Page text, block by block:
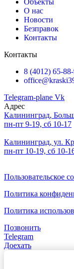
Объекты
О нас
Новости
Безправок
Контакты
Контакты
8 (4012) 65-
Telegram-plane Vk
Адрес
Калининград,
пн-пт 9-19, сб 10-17
Калининград, ул.
пн-пт 10-19, сб 10-
Пользовательское
Политика
Политика
Позвонить
Telegram
Доехать